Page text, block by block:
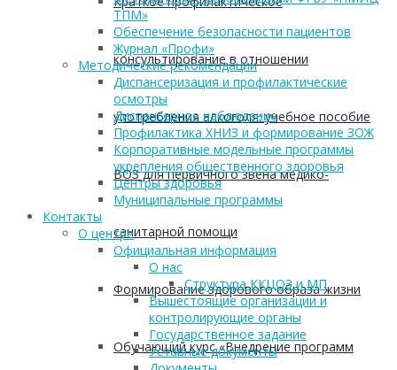
консультирование в отношении
употребления алкоголя: учебное пособие
ВОЗ для первичного звена медико-
санитарной помощи
Формирование здорового образа жизни
Обучающий курс «Внедрение программ
ТПМ»
Обеспечение безопасности пациентов
Журнал «Профи»
Методические рекомендации
Диспансеризация и профилактические
осмотры
Диспансерное наблюдение
Профилактика ХНИЗ и формирование ЗОЖ
Корпоративные модельные программы
укрепления общественного здоровья
Центры здоровья
Муниципальные программы
Контакты
О центре
Официальная информация
О нас
Структура ККЦОЗ и МП
Вышестоящие организации и
контролирующие органы
Государственное задание
Уставные документы